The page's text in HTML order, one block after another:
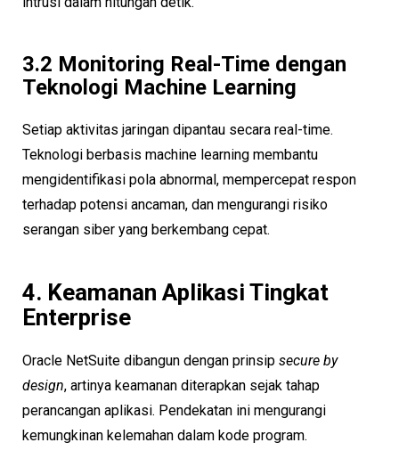
3.2 Monitoring Real-Time dengan
Teknologi Machine Learning
Setiap aktivitas jaringan dipantau secara real-time.
Teknologi berbasis machine learning membantu
mengidentifikasi pola abnormal, mempercepat respon
terhadap potensi ancaman, dan mengurangi risiko
serangan siber yang berkembang cepat.
4. Keamanan Aplikasi Tingkat
Enterprise
Oracle NetSuite dibangun dengan prinsip secure by
design, artinya keamanan diterapkan sejak tahap
perancangan aplikasi. Pendekatan ini mengurangi
kemungkinan kelemahan dalam kode program.